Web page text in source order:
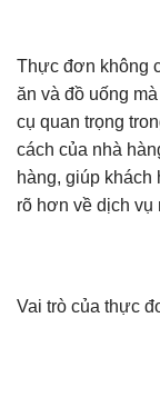
Thực đơn không
ăn và đồ uống
cụ quan trọng
cách của nhà
hàng, giúp khách
rõ hơn về dịch vụ
Vai trò của thực